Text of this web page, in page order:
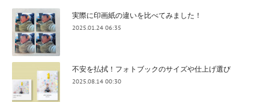
実際に印画紙の違いを比べてみました！
2025.01.24 06:35
不安を払拭！フォトブックのサイズや仕上げ選び
2025.08.14 00:30